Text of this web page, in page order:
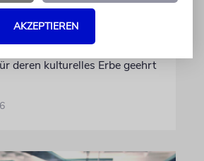
Star mit jüdischem
wird für seine enge
der spanischen Insel und sein
deren kulturelles Erbe geehrt
AKZEPTIEREN